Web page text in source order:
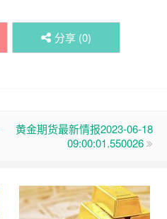
分享 (0)
黄金期货最新情报2023-06-18
09:00:01.550026